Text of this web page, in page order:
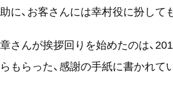
助に、お客さんには幸村役に扮して
章さんが挨拶回りを始めたのは、
らもらった、感謝の手紙に書かれて